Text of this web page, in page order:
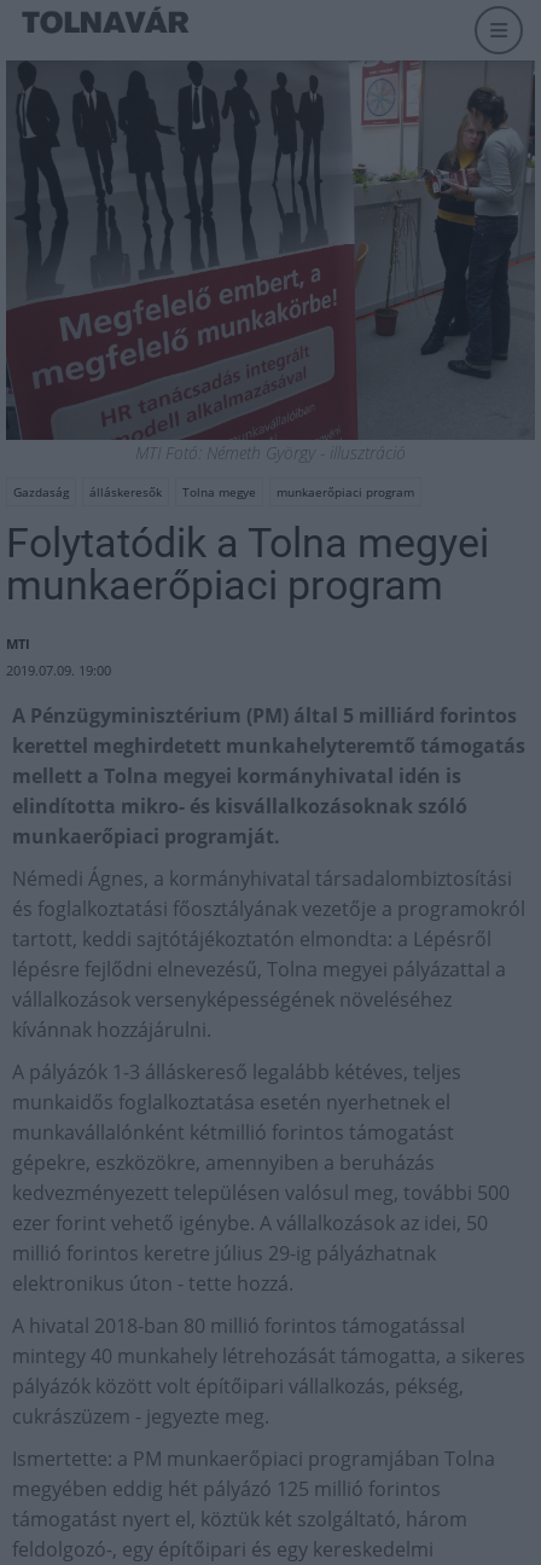
MTI Fotó: Németh György - illusztráció
Gazdaság álláskeresők Tolna megye munkaerőpiaci program
Folytatódik a Tolna megyei
munkaerőpiaci program
MTI
2019.07.09. 19:00
A Pénzügyminisztérium (PM) által 5 milliárd forintos
kerettel meghirdetett munkahelyteremtő támogatás
mellett a Tolna megyei kormányhivatal idén is
elindította mikro- és kisvállalkozásoknak szóló
munkaerőpiaci programját.
Némedi Ágnes, a kormányhivatal társadalombiztosítási
és foglalkoztatási főosztályának vezetője a programokról
tartott, keddi sajtótájékoztatón elmondta: a Lépésről
lépésre fejlődni elnevezésű, Tolna megyei pályázattal a
vállalkozások versenyképességének növeléséhez
kívánnak hozzájárulni.
A pályázók 1-3 álláskereső legalább kétéves, teljes
munkaidős foglalkoztatása esetén nyerhetnek el
munkavállalónként kétmillió forintos támogatást
gépekre, eszközökre, amennyiben a beruházás
kedvezményezett településen valósul meg, további 500
ezer forint vehető igénybe. A vállalkozások az idei, 50
millió forintos keretre július 29-ig pályázhatnak
elektronikus úton - tette hozzá.
A hivatal 2018-ban 80 millió forintos támogatással
mintegy 40 munkahely létrehozását támogatta, a sikeres
pályázók között volt építőipari vállalkozás, pékség,
cukrászüzem - jegyezte meg.
Ismertette: a PM munkaerőpiaci programjában Tolna
megyében eddig hét pályázó 125 millió forintos
támogatást nyert el, köztük két szolgáltató, három
feldolgozó-, egy építőipari és egy kereskedelmi